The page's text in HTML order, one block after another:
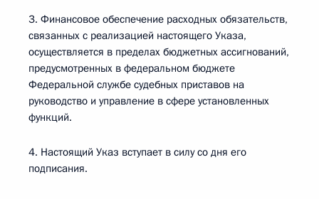
3. Финансовое обеспечение расходных обязательств,
связанных с реализацией настоящего Указа,
осуществляется в пределах бюджетных ассигнований,
предусмотренных в федеральном бюджете
Федеральной службе судебных приставов на
руководство и управление в сфере установленных
функций.
4. Настоящий Указ вступает в силу со дня его
подписания.